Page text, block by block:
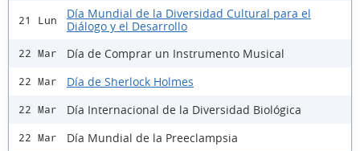
21 Lun
Día Mundial de la Diversidad Cultural para el
Diálogo y el Desarrollo
22 Mar Día de Comprar un Instrumento Musical
22 Mar Día de Sherlock Holmes
22 Mar Día Internacional de la Diversidad Biológica
22 Mar Día Mundial de la Preeclampsia